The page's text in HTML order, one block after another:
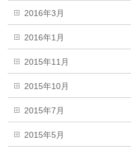
2016年3月
2016年1月
2015年11月
2015年10月
2015年7月
2015年5月